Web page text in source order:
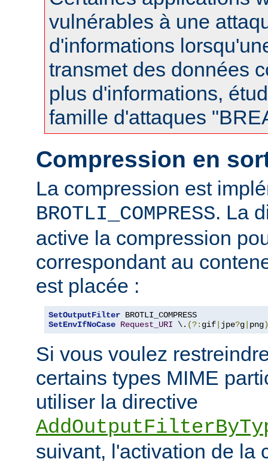
vulnérables à une
d'informations
transmet des données
plus d'informations,
famille d'attaques
Compression en
La compression est
BROTLI_COMPRESS. La
active la compression
correspondant au
est placée :
SetOutputFilter
SetEnvIfNoCase Request_URI \. (?: gif jpe?g png)
Si vous voulez
certains types MIME
utiliser la directive
suivant, l'activation de la